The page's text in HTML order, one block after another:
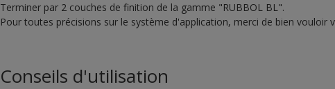
Terminer par 2 couches de finition de la gamme "RUBBOL BL".
Pour toutes précisions sur le système d'application, merci de bien vouloir
Conseils d'utilisation